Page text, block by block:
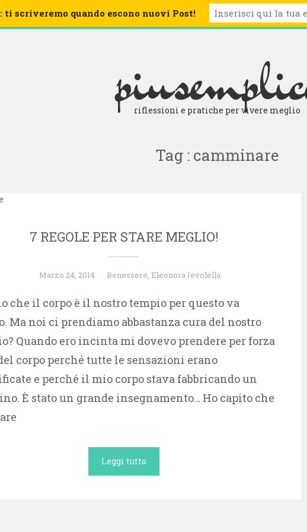
VIDEO BLOG CHI SIAMO ARCHIVIO LETTURE
riflessioni e pratiche per vivere meglio
Tag : camminare
7 REGOLE PER STARE MEGLIO!
Marzo 24, 2014 Benessere, Eleonora Ievolella
che il corpo è il nostro tempio per questo va
Ma noi ci prendiamo abbastanza cura del nostro
Quando ero incinta mi dovevo prendere per forza
corpo perché tutte le sensazioni erano
e perché il mio corpo stava fabbricando un
È stato un grande insegnamento… Ho capito che
Leggi tutto
ti scriveremo quando escono nuovi Post!